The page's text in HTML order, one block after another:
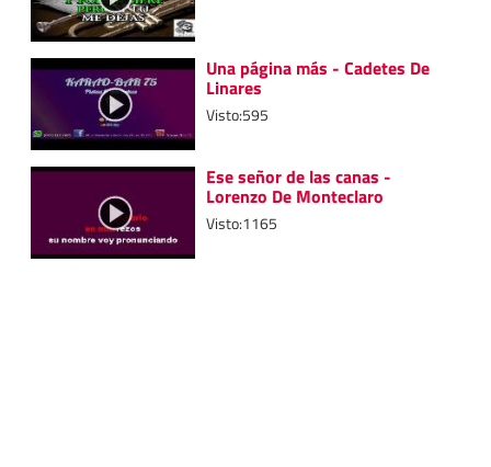
Una página más - Cadetes De
Linares
Visto:595
Ese señor de las canas -
Lorenzo De Monteclaro
Visto:1165